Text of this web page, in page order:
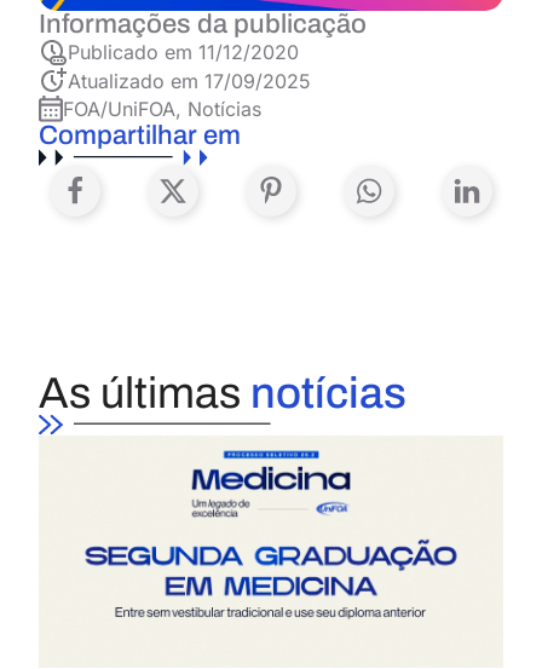
Informações da publicação
Publicado em 11/12/2020
Atualizado em 17/09/2025
FOA/UniFOA, Notícias
Compartilhar em
As últimas notícias